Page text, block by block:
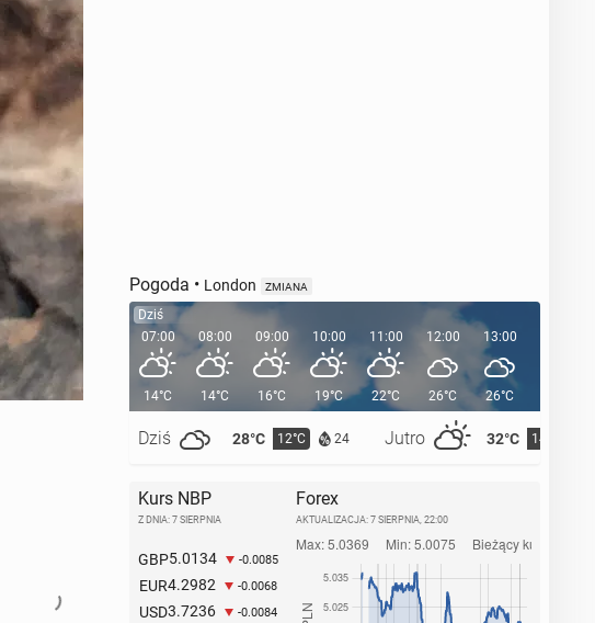
Pogoda • London ZMIANA
Dziś
07:00
14°C
Dziś 28°C 12°C 24 Jutro 32°C 14°C
08:00
14°C
09:00
16°C
10:00
19°C
11:00
22°C
12:00
26°C
13:00
26°C
Kurs NBP
Z DNIA: 7 SIERPNIA
GBP5.0134 -0.0085
EUR4.2982 -0.0068
USD3.7236 -0.0084
Forex
AKTUALIZACJA: 7 SIERPNIA, 22:00